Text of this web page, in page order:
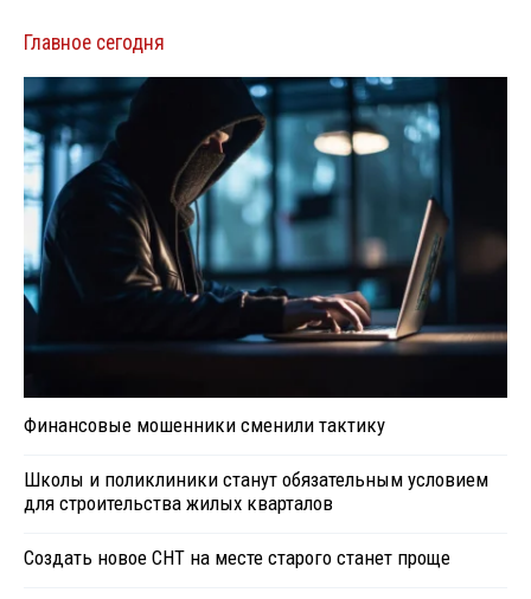
Главное сегодня
Финансовые мошенники сменили тактику
Школы и поликлиники станут обязательным условием
для строительства жилых кварталов
Создать новое СНТ на месте старого станет проще